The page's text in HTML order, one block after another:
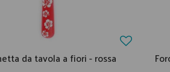
da tavola a fiori - rossa